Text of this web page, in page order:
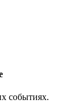
событиях.